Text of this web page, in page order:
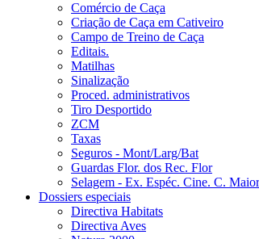
Comércio de Caça
Criação de Caça em Cativeiro
Campo de Treino de Caça
Editais.
Matilhas
Sinalização
Proced. administrativos
Tiro Desportido
ZCM
Taxas
Seguros - Mont/Larg/Bat
Guardas Flor. dos Rec. Flor
Selagem - Ex. Espéc. Cine. C. Maior
Dossiers especiais
Directiva Habitats
Directiva Aves